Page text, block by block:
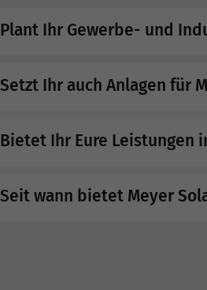
Plant Ihr Gewerbe- und
Setzt Ihr auch Anlagen für
Bietet Ihr Eure Leistungen
Seit wann bietet Meyer